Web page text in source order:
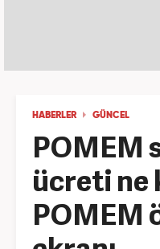
HABERLER GÜNCEL
POMEM
ücreti ne
POMEM